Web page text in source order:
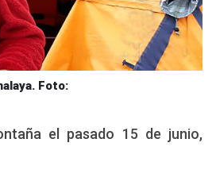
Foto:
el pasado 15 de junio,